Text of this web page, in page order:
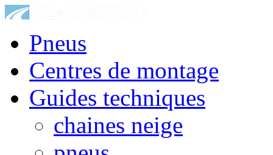
Pneus
Centres de montage
Guides techniques
chaines neige